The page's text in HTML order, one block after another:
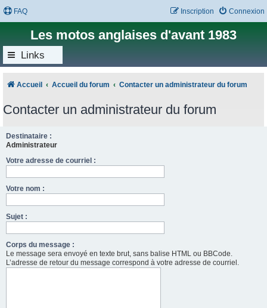
FAQ Connexion
Inscription
Les motos anglaises d'avant 1983
Links
Accueil Accueil du forum Contacter un administrateur du forum
Contacter un administrateur du forum
Destinataire :
Administrateur
Votre adresse de courriel :
Votre nom :
Sujet :
Corps du message :
Le message sera envoyé en texte brut, sans balise HTML ou BBCode.
L’adresse de retour du message correspond à votre adresse de courriel.